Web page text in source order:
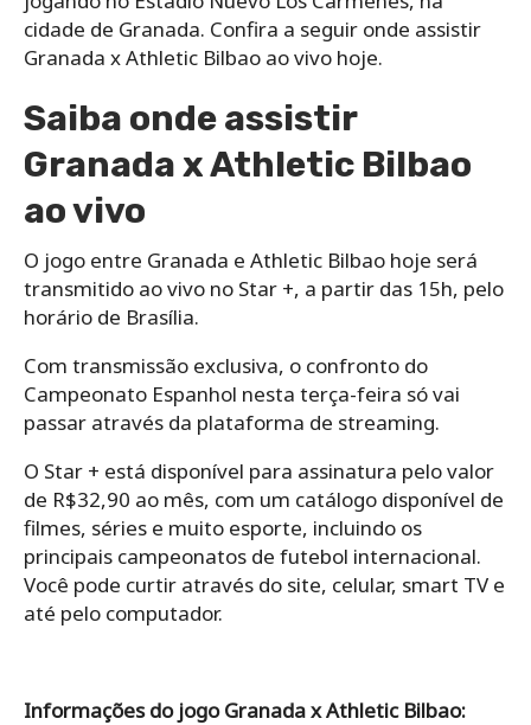
cidade de Granada. Confira a seguir onde assistir
Granada x Athletic Bilbao ao vivo hoje.
Saiba onde assistir
Granada x Athletic Bilbao
ao vivo
O jogo entre Granada e Athletic Bilbao hoje será
transmitido ao vivo no Star +, a partir das 15h, pelo
horário de Brasília.
Com transmissão exclusiva, o confronto do
Campeonato Espanhol nesta terça-feira só vai
passar através da plataforma de streaming.
O Star + está disponível para assinatura pelo valor
de R$32,90 ao mês, com um catálogo disponível de
filmes, séries e muito esporte, incluindo os
principais campeonatos de futebol internacional.
Você pode curtir através do site, celular, smart TV e
até pelo computador.
Informações do jogo Granada x Athletic Bilbao: